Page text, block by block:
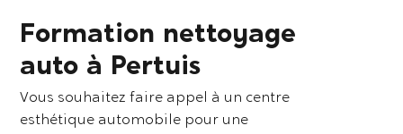
Formation nettoyage
auto à Pertuis
Vous souhaitez faire appel à un centre
esthétique automobile pour une